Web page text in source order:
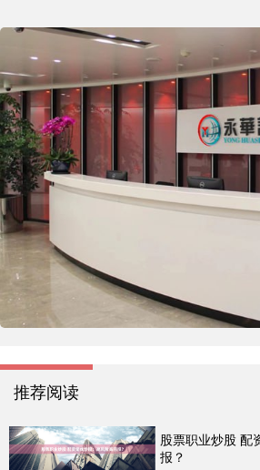
推荐阅读
股票职业炒股 配
报？